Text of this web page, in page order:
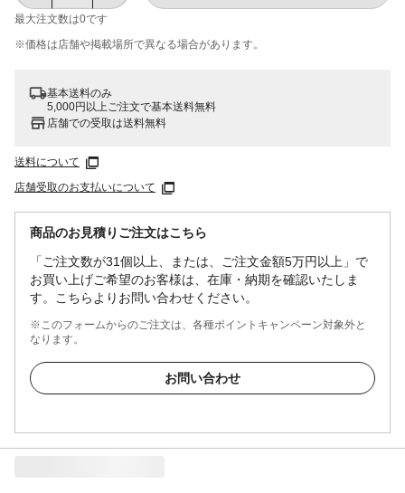
最大注文数は0です
※価格は​店舗や​掲載場所で​異なる​場合が​あります。
基本送料のみ
5,000円以上ご注文で基本送料無料
店舗での受取は送料無料
送料について
店舗受取のお支払いについて
商品のお見積りご注文はこちら
「ご注文数が31個以上、または、ご注文金額5万円以上」で
お買い上げご希望のお客様は、在庫・納期を確認いたしま
す。こちらよりお問い合わせください。
※このフォームからのご注文は、各種ポイントキャンペーン対象外と
なります。
お問い合わせ